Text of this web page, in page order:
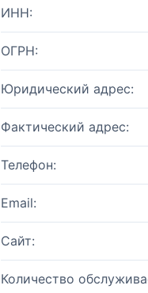
ИНН:
ОГРН:
Юридический адрес:
Фактический адрес:
Телефон:
Email:
Сайт:
Количество